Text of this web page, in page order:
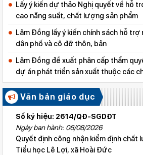
Lấy ý kiến dự thảo Nghị quyết về hỗ
cao năng suất, chất lượng sản phẩm
Lâm Đồng lấy ý kiến chính sách hỗ
dân phố và cô đỡ thôn, bản
Lâm Đồng đề xuất phân cấp thẩm
dự án phát triển sản xuất thuộc các
quốc gia
Văn bản giáo dục
Số ký hiệu: 2614/QĐ-SGDĐT
Ngày ban hành: 06/08/2026
Quyết định công nhận kiểm định
Tiểu học Lê Lợi, xã Hoài Đức